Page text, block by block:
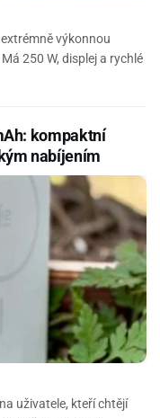
výkonnou
250 W, displej a rychlé
kompaktní
nabíjením
uživatele, kteří chtějí